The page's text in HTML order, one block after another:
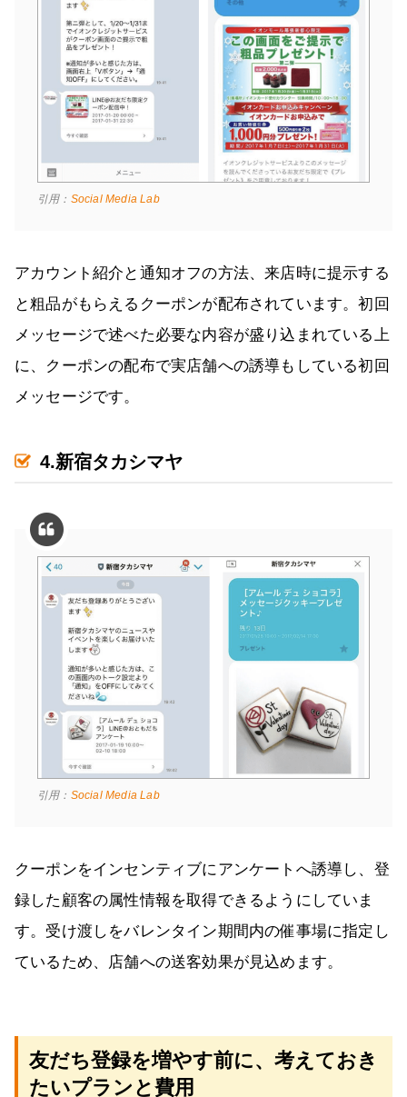
引用： Social Media Lab
アカウント紹介と通知オフの方法、来店時に提示する
と粗品がもらえるクーポンが配布されています。初回
メッセージで述べた必要な内容が盛り込まれている上
に、クーポンの配布で実店舗への誘導もしている初回
メッセージです。
4.新宿タカシマヤ
引用： Social Media Lab
クーポンをインセンティブにアンケートへ誘導し、登
録した顧客の属性情報を取得できるようにしていま
す。受け渡しをバレンタイン期間内の催事場に指定し
ているため、店舗への送客効果が見込めます。
友だち登録を増やす前に、考えておき
たいプランと費用